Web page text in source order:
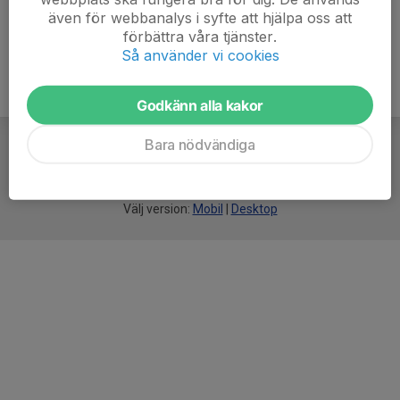
Välj version: Mobil Desktop
även för webbanalys i syfte att hjälpa oss att
förbättra våra tjänster.
Så använder vi cookies
Godkänn alla kakor
Bara nödvändiga